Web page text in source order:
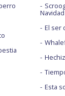
Navidad
El ser
Esta